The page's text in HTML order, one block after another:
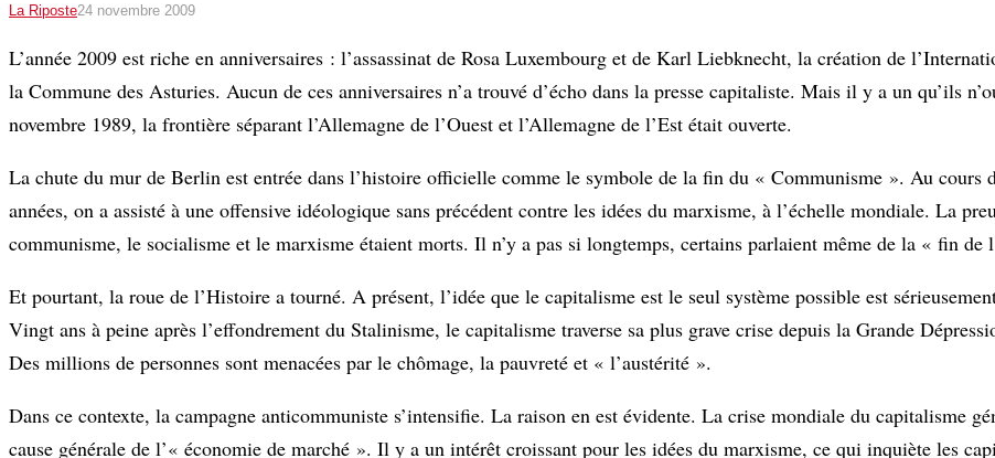
La Riposte24 novembre 2009
L’année 2009 est riche en anniversaires : l’assassinat de Rosa Luxembourg et de Karl Liebknecht, la création de
la Commune des Asturies. Aucun de ces anniversaires n’a trouvé d’écho dans la presse capitaliste. Mais il y a un qu’ils
novembre 1989, la frontière séparant l’Allemagne de l’Ouest et l’Allemagne de l’Est était ouverte.
La chute du mur de Berlin est entrée dans l’histoire officielle comme le symbole de la fin du « Communisme ». Au cours
années, on a assisté à une offensive idéologique sans précédent contre les idées du marxisme, à l’échelle mondiale. La
communisme, le socialisme et le marxisme étaient morts. Il n’y a pas si longtemps, certains parlaient même de la « fin de
Et pourtant, la roue de l’Histoire a tourné. A présent, l’idée que le capitalisme est le seul système possible est
Vingt ans à peine après l’effondrement du Stalinisme, le capitalisme traverse sa plus grave crise depuis la Grande
Des millions de personnes sont menacées par le chômage, la pauvreté et « l’austérité ».
Dans ce contexte, la campagne anticommuniste s’intensifie. La raison en est évidente. La crise mondiale du capitalisme
cause générale de l’« économie de marché ». Il y a un intérêt croissant pour les idées du marxisme, ce qui inquiète les